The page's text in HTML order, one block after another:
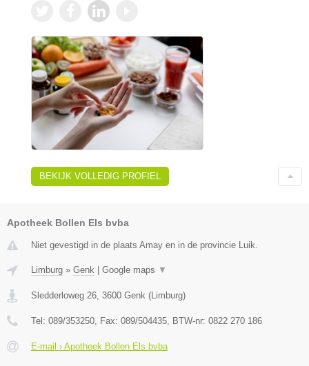
BEKIJK VOLLEDIG PROFIEL
Apotheek Bollen Els bvba
Niet gevestigd in de plaats Amay en in de provincie Luik.
Limburg » Genk Google maps ▼
Sledderloweg 26, 3600 Genk (Limburg)
Tel: 089/353250, Fax: 089/504435, BTW-nr: 0822 270 186
E-mail › Apotheek Bollen Els bvba